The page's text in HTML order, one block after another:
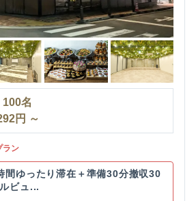
100名
円 ～
ラン
間ゆったり滞在＋準備30分撤収30
ビュ...